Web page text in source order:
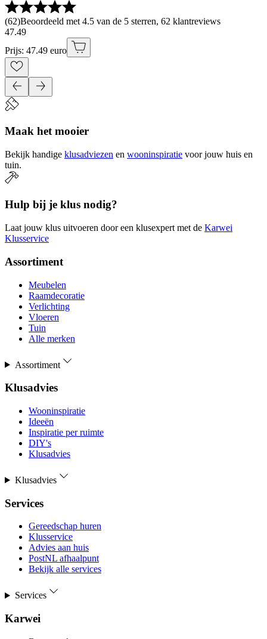
(62)Beoordeeld met 4.5 van de 5 sterren, 62 klantreviews
47.49
Prijs: 47.49 euro
Maak het mooier
Bekijk handige klusadviezen en wooninspiratie voor jouw huis en
tuin.
Hulp bij je klus nodig?
Laat jouw klus uitvoeren door een klusexpert met de Karwei
Klusservice
Assortiment
Meubelen
Raamdecoratie
Verlichting
Vloeren
Tuin
Alle merken
Assortiment
Klusadvies
Wooninspiratie
Ideeën
Inspiratie per ruimte
DIY's
Klusadvies
Klusadvies
Services
Gereedschap huren
Klusservice
Advies aan huis
PostNL afhaalpunt
Bekijk alle services
Services
Karwei